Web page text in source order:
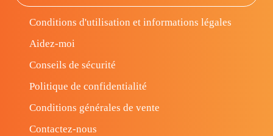
Conditions d'utilisation et informations légales
Aidez-moi
Conseils de sécurité
Politique de confidentialité
Conditions générales de vente
Contactez-nous